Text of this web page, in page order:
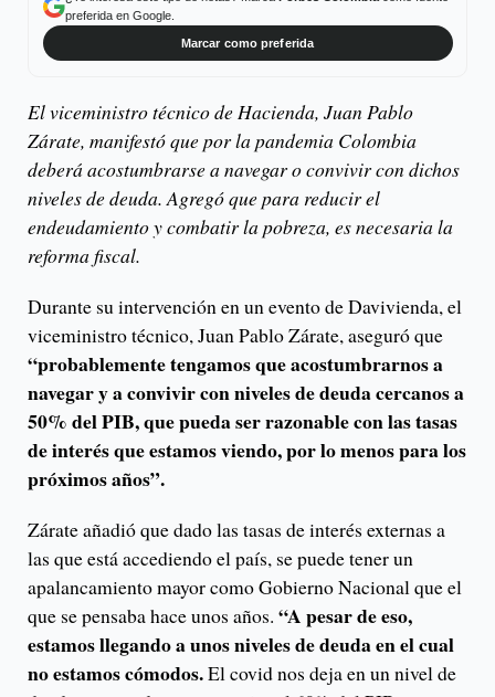
preferida en Google.
Marcar como preferida
El viceministro técnico de Hacienda, Juan Pablo
Zárate, manifestó que por la pandemia Colombia
deberá acostumbrarse a navegar o convivir con dichos
niveles de deuda. Agregó que para reducir el
endeudamiento y combatir la pobreza, es necesaria la
reforma fiscal.
Durante su intervención en un evento de Davivienda, el
viceministro técnico, Juan Pablo Zárate, aseguró que
“probablemente tengamos que acostumbrarnos a
navegar y a convivir con niveles de deuda cercanos a
50% del PIB, que pueda ser razonable con las tasas
de interés que estamos viendo, por lo menos para los
próximos años”.
Zárate añadió que dado las tasas de interés externas a
las que está accediendo el país, se puede tener un
apalancamiento mayor como Gobierno Nacional que el
que se pensaba hace unos años. “A pesar de eso,
estamos llegando a unos niveles de deuda en el cual
no estamos cómodos.El covid nos deja en un nivel de